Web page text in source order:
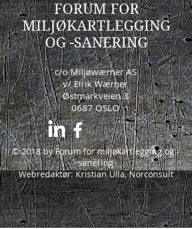
FORUM FOR
MILJØKARTLEGGING
OG -SANERING
c/o Miljøwærner AS
v/ Eirik Wærner
Østmarkveien 3
0687 OSLO
© 2018 by Forum for miljøkartlegging og -
sanering
Webredaktør: Kristian Ulla, Norconsult